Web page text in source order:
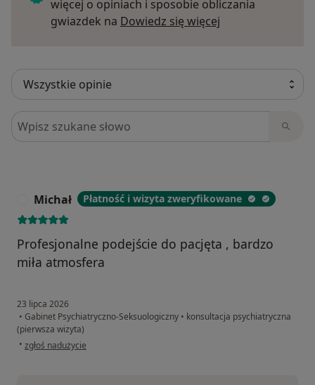
więcej o opiniach i sposobie obliczania
gwiazdek na Dowiedz się więcej
Szukaj w opiniach
Michał Płatność i wizyta zweryfikowane
Profesjonalne podejście do pacjęta , bardzo
miła atmosfera
23 lipca 2026
• Gabinet Psychiatryczno-Seksuologiczny • konsultacja psychiatryczna
(pierwsza wizyta)
• w opinii użytkownika Michał
zgłoś nadużycie